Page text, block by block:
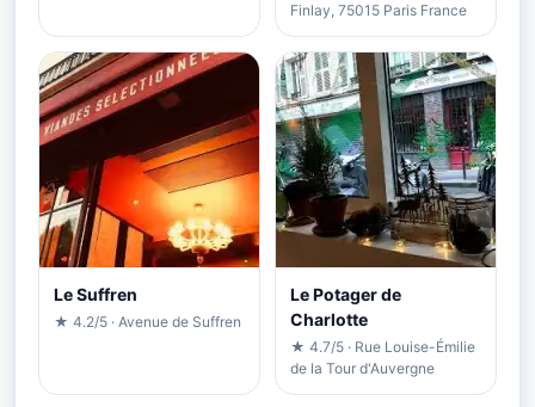
Finlay, 75015 Paris France
Le Suffren
★ 4.2/5 · Avenue de Suffren
Le Potager de
Charlotte
★ 4.7/5 · Rue Louise-Émilie
de la Tour d'Auvergne